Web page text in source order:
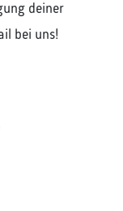
deiner
bei uns!